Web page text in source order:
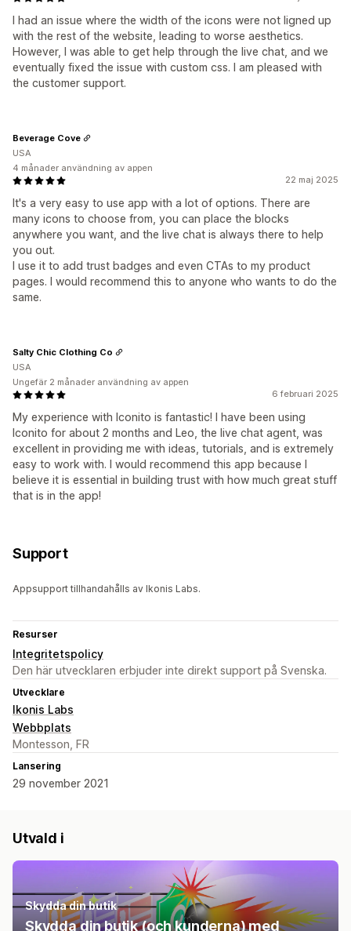
I had an issue where the width of the icons were not ligned up
with the rest of the website, leading to worse aesthetics.
However, I was able to get help through the live chat, and we
eventually fixed the issue with custom css. I am pleased with
the customer support.
22 maj 2025
It's a very easy to use app with a lot of options. There are
many icons to choose from, you can place the blocks
anywhere you want, and the live chat is always there to help
you out.
I use it to add trust badges and even CTAs to my product
pages. I would recommend this to anyone who wants to do the
same.
Beverage Cove
USA
4 månader användning av appen
6 februari 2025
My experience with Iconito is fantastic! I have been using
Iconito for about 2 months and Leo, the live chat agent, was
excellent in providing me with ideas, tutorials, and is extremely
easy to work with. I would recommend this app because I
believe it is essential in building trust with how much great stuff
that is in the app!
Salty Chic Clothing Co
USA
Ungefär 2 månader användning av appen
Support
Appsupport tillhandahålls av Ikonis Labs.
Resurser
Integritetspolicy
Den här utvecklaren erbjuder inte direkt support på Svenska.
Utvecklare
Ikonis Labs
Webbplats
Montesson, FR
Lansering
29 november 2021
Utvald i
Skydda din butik
Skydda din butik (och kunderna) med